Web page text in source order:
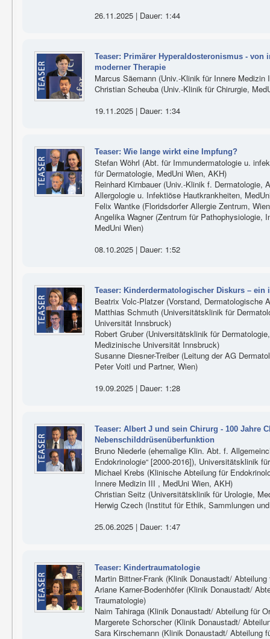
26.11.2025 | Dauer: 1:44
Teaser: Primärer Hyperaldosteronismus - von
moderner Therapie
Marcus Säemann (Univ.-Klinik für Innere Medizin
Christian Scheuba (Univ.-Klinik für Chirurgie,
19.11.2025 | Dauer: 1:34
Teaser: Wie lange wirkt eine Impfung?
Stefan Wöhrl (Abt. für Immundermatologie u.
für Dermatologie, MedUni Wien, AKH)
Reinhard Kirnbauer (Univ.-Klinik f. Dermatologie,
Allergologie u. Infektiöse Hautkrankheiten,
Felix Wantke (Floridsdorfer Allergie Zentrum,
Angelika Wagner (Zentrum für Pathophysiologie,
MedUni Wien)
08.10.2025 | Dauer: 1:52
Teaser: Kinderdermatologischer Diskurs –
Beatrix Volc-Platzer (Vorstand, Dermatologische
Matthias Schmuth (Universitätsklinik für
Universität Innsbruck)
Robert Gruber (Universitätsklinik für
Medizinische Universität Innsbruck)
Susanne Diesner-Treiber (Leitung der AG
Peter Voitl und Partner, Wien)
19.09.2025 | Dauer: 1:28
Teaser: Albert J und sein Chirurg - 100 Jahre
Nebenschilddrüsenüberfunktion
Bruno Niederle (ehemalige Klin. Abt. f.
Endokrinologie“ [2000-2016]), Universitätsklinik
Michael Krebs (Klinische Abteilung für
Innere Medizin III , MedUni Wien, AKH)
Christian Seitz (Universitätsklinik für Urologie,
Herwig Czech (Institut für Ethik, Sammlungen
25.06.2025 | Dauer: 1:47
Teaser: Kindertraumatologie
Martin Bittner-Frank (Klinik Donaustadt/
Ariane Karner-Bodenhöfer (Klinik Donaustadt/
Traumatologie)
Naim Tahiraga (Klinik Donaustadt/ Abteilung für
Margerete Schorscher (Klinik Donaustadt/
Sara Kirschemann (Klinik Donaustadt/ Abteilung